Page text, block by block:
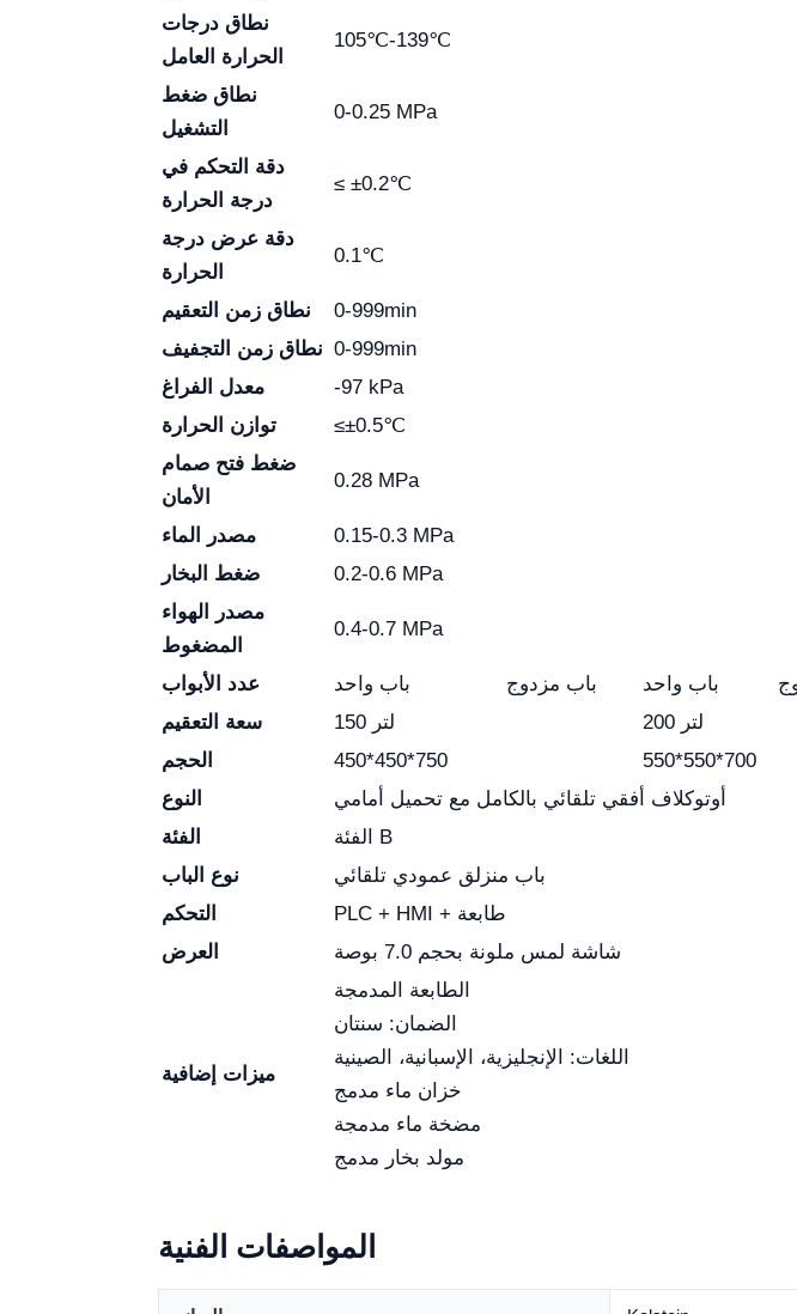
نطاق درجات
الحرارة العامل
105℃-139℃
نطاق ضغط
التشغيل
0-0.25 MPa
دقة التحكم في
درجة الحرارة
≤ ±0.2℃
دقة عرض درجة
الحرارة
0.1℃
نطاق زمن التعقيم
0-999min
نطاق زمن التجفيف 0-999min
معدل الفراغ
-97 kPa
توازن الحرارة
≤±0.5℃
ضغط فتح صمام
الأمان
0.28 MPa
مصدر الماء
0.15-0.3 MPa
ضغط البخار
0.2-0.6 MPa
مصدر الهواء
المضغوط
0.4-0.7 MPa
عدد الأبواب باب واحد باب مزدوج باب واحد
سعة التعقيم
150 لتر 200 لتر
الحجم
450*450*750 550*550*700
النوع
أوتوكلاف أفقي تلقائي بالكامل مع تحميل أمامي
الفئة
الفئة B
نوع الباب
باب منزلق عمودي تلقائي
التحكم
PLC + HMI + طابعة
العرض
شاشة لمس ملونة بحجم 7.0 بوصة
ميزات إضافية
الطابعة المدمجة
الضمان: سنتان
اللغات: الإنجليزية، الإسبانية، الصينية
خزان ماء مدمج
مضخة ماء مدمجة
مولد بخار مدمج
المواصفات الفنية